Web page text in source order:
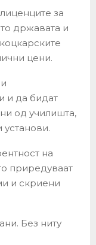
за
државата и
цени.
и да бидат
од училишта,
установи.
на
приредуваат
и скриени
Без ниту